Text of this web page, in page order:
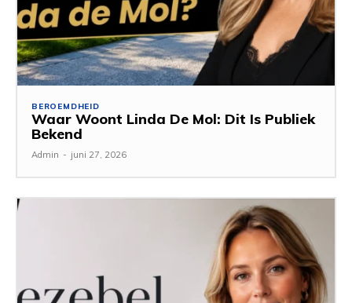
BEROEMDHEID
Waar Woont Linda De Mol: Dit Is Publiek
Bekend
Admin - juni 27, 2026